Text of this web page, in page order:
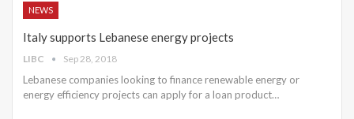
NEWS
Italy supports Lebanese energy projects
LIBC Sep 28, 2018
Lebanese companies looking to finance renewable energy or
energy efficiency projects can apply for a loan product…